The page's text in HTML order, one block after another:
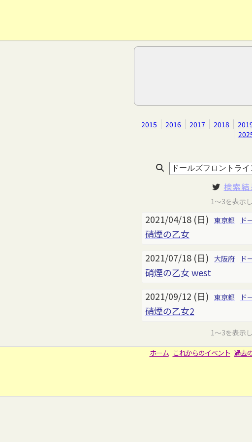
2015 2016 2017 2018
検索
1～3を表示
2021/04/18 (日) 東京都 ド
硝煙の乙女
2021/07/18 (日) 大阪府 ド
硝煙の乙女 west
2021/09/12 (日) 東京都 ド
硝煙の乙女2
1～3を表示
ホーム これからのイベント 過去